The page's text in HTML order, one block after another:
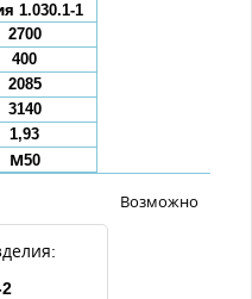
1.030.1-1
2700
400
2085
3140
1,93
М50
Возможно